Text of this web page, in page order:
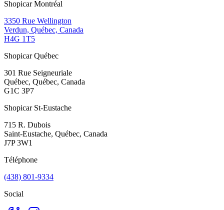
Shopicar Montréal
3350 Rue Wellington
Verdun, Québec, Canada
H4G 1T5
Shopicar Québec
301 Rue Seigneuriale
Québec, Québec, Canada
G1C 3P7
Shopicar St-Eustache
715 R. Dubois
Saint-Eustache, Québec, Canada
J7P 3W1
Téléphone
(438) 801-9334
Social